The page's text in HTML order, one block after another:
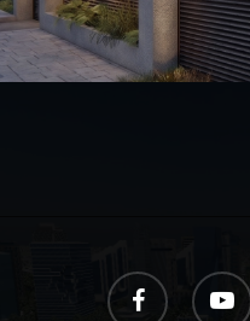
facebook youtube